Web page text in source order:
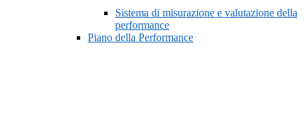
Sistema di misurazione e valutazione della
performance
Piano della Performance